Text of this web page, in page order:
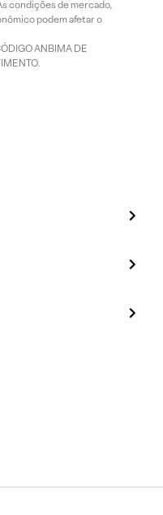
condições de mercado,
podem afetar o
ANBIMA DE